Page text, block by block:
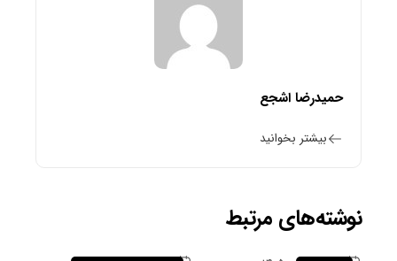
حمیدرضا اشجع
بیشتر بخوانید
نوشته‌های مرتبط